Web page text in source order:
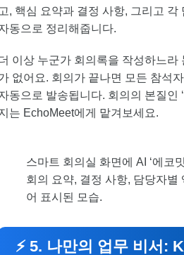
, 핵심 요약과 결정 사항, 그리고 각
동으로 정리해줍니다.
이상 누군가 회의록을 작성하느라
없어요. 회의가 끝나면 모든 참석
동으로 발송됩니다. 회의의 본질인
는 EchoMeet에게 맡겨보세요.
스마트 회의실 화면에 AI ‘에코
회의 요약, 결정 사항, 담당자별
어 표시된 모습.
⚡ 5. 나만의 업무 비서: